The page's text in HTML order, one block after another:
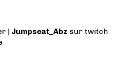
|Jumpseat_Abz sur twitch